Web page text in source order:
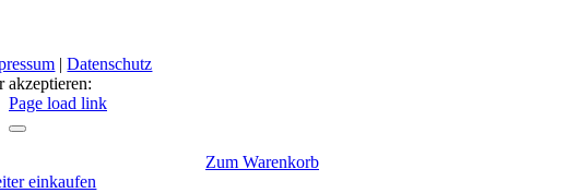
|Datenschutz
akzeptieren:
Page load link
Zum Warenkorb
einkaufen